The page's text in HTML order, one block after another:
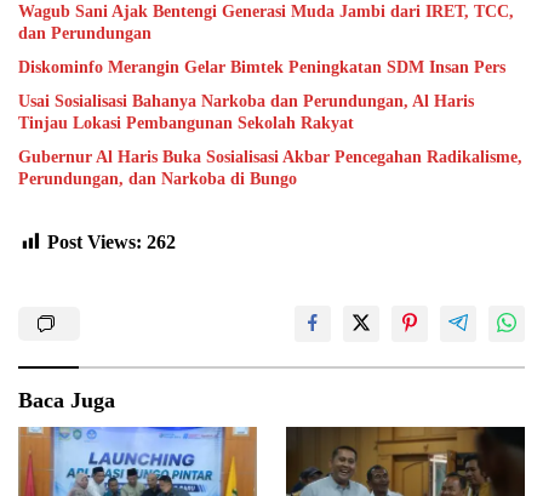
Wagub Sani Ajak Bentengi Generasi Muda Jambi dari IRET, TCC,
dan Perundungan
Diskominfo Merangin Gelar Bimtek Peningkatan SDM Insan Pers
Usai Sosialisasi Bahanya Narkoba dan Perundungan, Al Haris
Tinjau Lokasi Pembangunan Sekolah Rakyat
Gubernur Al Haris Buka Sosialisasi Akbar Pencegahan Radikalisme,
Perundungan, dan Narkoba di Bungo
Post Views: 262
Baca Juga